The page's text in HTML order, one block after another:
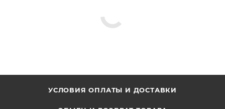
УСЛОВИЯ ОПЛАТЫ И ДОСТАВКИ